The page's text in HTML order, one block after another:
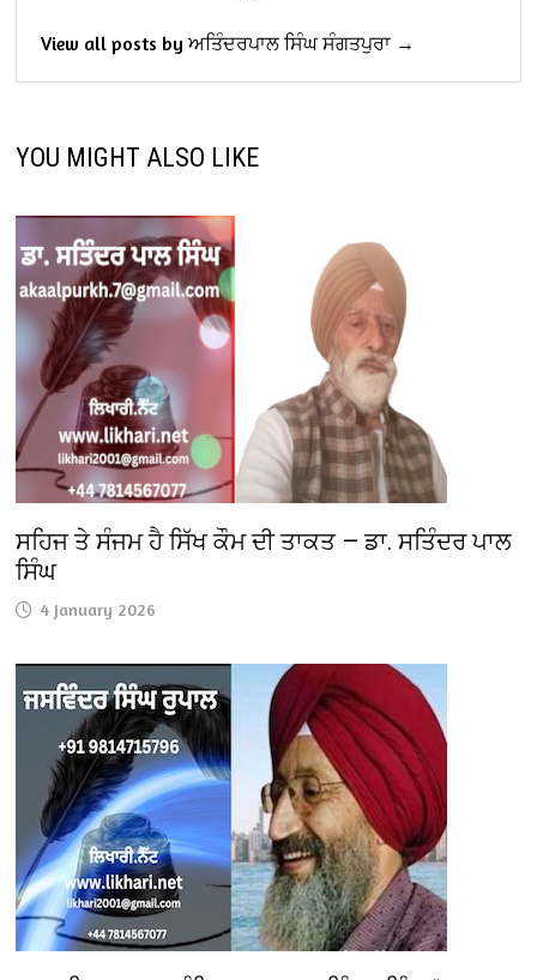
View all posts by ਅਤਿੰਦਰਪਾਲ ਸਿੰਘ ਸੰਗਤਪੁਰਾ →
YOU MIGHT ALSO LIKE
ਸਹਿਜ ਤੇ ਸੰਜਮ ਹੈ ਸਿੱਖ ਕੌਮ ਦੀ ਤਾਕਤ — ਡਾ. ਸਤਿੰਦਰ ਪਾਲ
ਸਿੰਘ
4 January 2026